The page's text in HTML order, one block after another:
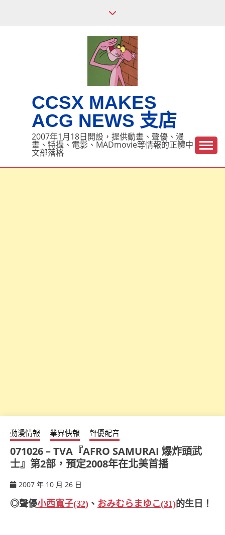
CCSX MAKES
ACG NEWS 支店
2007年1月18日開設，提供動畫、聲優、漫
畫、特攝、電影、MADmovie等情報的正體中
文部落格
動漫情報 業界快報 聲優配音
071026 – TVA『AFRO SAMURAI 爆炸頭武
士』第2部，預定2008年在北美首播
2007 年 10 月 26 日
◎聲優小西寬子(32) 、 おみむらまゆこ(31)的生日！